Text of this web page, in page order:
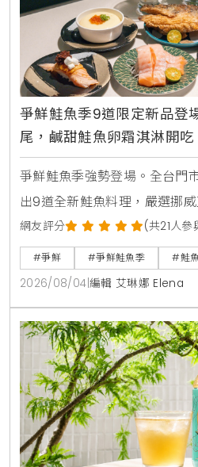
爭鮮鮭魚季9道限定新品登
尾，鹹甜鮭魚卵霜淇淋開
造型扇
爭鮮鮭魚季強勢登場。全台門
出9道全新鮭魚料理，嚴選挪
魚從頭吃到尾，包含照燒鮭魚
紫蘇和風鮭魚冷麵，以及可可
淇淋等創意鹹甜點。爭鮮APP
獵奇鮭魚造型扇與專屬優惠彩
網友評分 (共21人參
#爭鮮 #爭鮮鮭魚季 #鮭
2026/08/04 編輯 艾琳娜 Elena